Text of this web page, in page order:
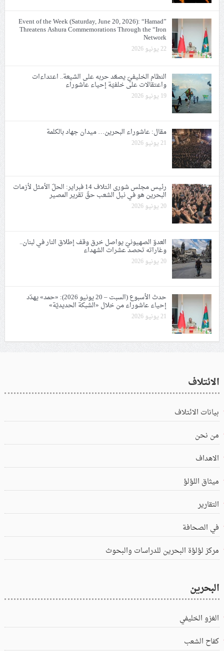
Event of the Week (Saturday, June 20, 2026): “Hamad”
Threatens Ashura Commemorations Through the “Iron
Network
22 يونيو 2026
النظام الخليفيّ يصعّد حربه على الشيعة.. اعتداءات
واعتقالات على خلفيّة إحياء عاشوراء
19 يونيو 2026
مقال: عاشوراء البحرين… ميدان جهاد بالكلمة
21 يونيو 2026
رئيس مجلس شورى ائتلاف 14 فبراير: الحلّ الأمثل لأزمات
البحرين هو في نيل الشعب حقّ تقرير المصير
20 يونيو 2026
العدوّ الصهيونيّ يواصل خرق وقف إطلاق النار في لبنان..
وغاراته تحصد عشرات الشهداء
20 يونيو 2026
حدث الأسبوع (السبت – 20 يونيو 2026): «حمد» يهدّد
إحياء عاشوراء من خلال «الشبكة الحديديّة»
21 يونيو 2026
الائتلاف
بيانات الائتلاف
من نحن
الاهداف
ميثاق اللؤلؤ
التقارير
في الصحافة
مركز لؤلؤة البحرين للدراسات والبحوث
البحرين
الغزو الخليفي
كفاح الشعب